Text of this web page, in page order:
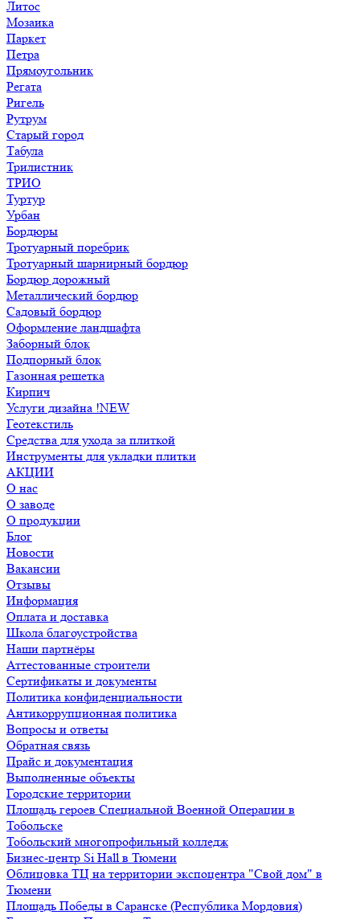
Литос
Мозаика
Паркет
Петра
Прямоугольник
Регата
Ригель
Рутрум
Старый город
Табула
Трилистник
ТРИО
Туртур
Урбан
Бордюры
Тротуарный поребрик
Тротуарный шарнирный бордюр
Бордюр дорожный
Металлический бордюр
Садовый бордюр
Оформление ландшафта
Заборный блок
Подпорный блок
Газонная решетка
Кирпич
Услуги дизайна !NEW
Геотекстиль
Средства для ухода за плиткой
Инструменты для укладки плитки
АКЦИИ
О нас
О заводе
О продукции
Блог
Новости
Вакансии
Отзывы
Информация
Оплата и доставка
Школа благоустройства
Наши партнёры
Аттестованные строители
Сертификаты и документы
Политика конфиденциальности
Антикоррупционная политика
Вопросы и ответы
Обратная связь
Прайс и документация
Выполненные объекты
Городские территории
Площадь героев Специальной Военной Операции в
Тобольске
Тобольский многопрофильный колледж
Бизнес-центр Si Hall в Тюмени
Облицовка ТЦ на территории экспоцентра "Свой дом" в
Тюмени
Площадь Победы в Саранске (Республика Мордовия)